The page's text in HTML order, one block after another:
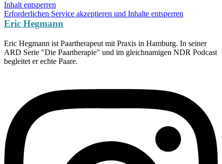
Inhalt entsperren
Erforderlichen Service akzeptieren und Inhalte entsperren
Eric Hegmann
Eric Hegmann ist Paartherapeut mit Praxis in Hamburg. In seiner
ARD Serie "Die Paartherapie" und im gleichnamigen NDR Podcast
begleitet er echte Paare.